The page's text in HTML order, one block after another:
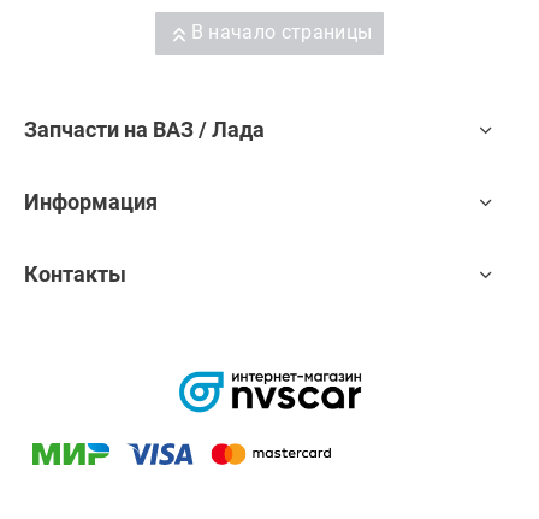
В начало страницы
Запчасти на ВАЗ / Лада
Информация
Контакты